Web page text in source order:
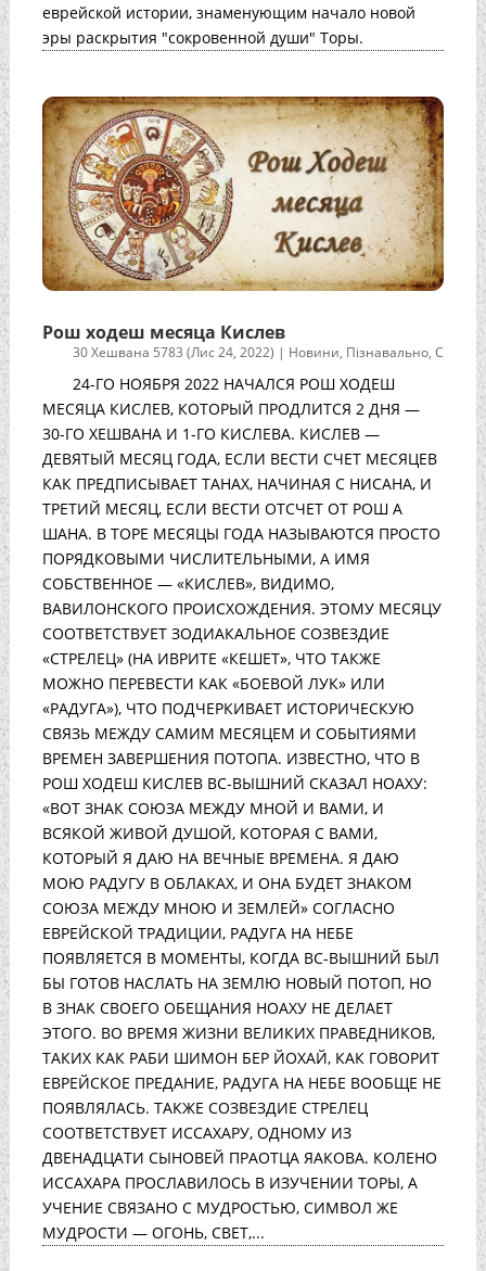
еврейской истории, знаменующим начало новой
эры раскрытия "сокровенной души" Торы.
Рош ходеш месяца Кислев
30 Хешвана 5783 (Лис 24, 2022) | Новини, Пізнавально,С
24-ГО НОЯБРЯ 2022 НАЧАЛСЯ РОШ ХОДЕШ
МЕСЯЦА КИСЛЕВ, КОТОРЫЙ ПРОДЛИТСЯ 2 ДНЯ —
30-ГО ХЕШВАНА И 1-ГО КИСЛЕВА. КИСЛЕВ —
ДЕВЯТЫЙ МЕСЯЦ ГОДА, ЕСЛИ ВЕСТИ СЧЕТ МЕСЯЦЕВ
КАК ПРЕДПИСЫВАЕТ ТАНАХ, НАЧИНАЯ С НИСАНА, И
ТРЕТИЙ МЕСЯЦ, ЕСЛИ ВЕСТИ ОТСЧЕТ ОТ РОШ А
ШАНА. В ТОРЕ МЕСЯЦЫ ГОДА НАЗЫВАЮТСЯ ПРОСТО
ПОРЯДКОВЫМИ ЧИСЛИТЕЛЬНЫМИ, А ИМЯ
СОБСТВЕННОЕ — «КИСЛЕВ», ВИДИМО,
ВАВИЛОНСКОГО ПРОИСХОЖДЕНИЯ. ЭТОМУ МЕСЯЦУ
СООТВЕТСТВУЕТ ЗОДИАКАЛЬНОЕ СОЗВЕЗДИЕ
«СТРЕЛЕЦ» (НА ИВРИТЕ «КЕШЕТ», ЧТО ТАКЖЕ
МОЖНО ПЕРЕВЕСТИ КАК «БОЕВОЙ ЛУК» ИЛИ
«РАДУГА»), ЧТО ПОДЧЕРКИВАЕТ ИСТОРИЧЕСКУЮ
СВЯЗЬ МЕЖДУ САМИМ МЕСЯЦЕМ И СОБЫТИЯМИ
ВРЕМЕН ЗАВЕРШЕНИЯ ПОТОПА. ИЗВЕСТНО, ЧТО В
РОШ ХОДЕШ КИСЛЕВ ВС-ВЫШНИЙ СКАЗАЛ НОАХУ:
«ВОТ ЗНАК СОЮЗА МЕЖДУ МНОЙ И ВАМИ, И
ВСЯКОЙ ЖИВОЙ ДУШОЙ, КОТОРАЯ С ВАМИ,
КОТОРЫЙ Я ДАЮ НА ВЕЧНЫЕ ВРЕМЕНА. Я ДАЮ
МОЮ РАДУГУ В ОБЛАКАХ, И ОНА БУДЕТ ЗНАКОМ
СОЮЗА МЕЖДУ МНОЮ И ЗЕМЛЕЙ» СОГЛАСНО
ЕВРЕЙСКОЙ ТРАДИЦИИ, РАДУГА НА НЕБЕ
ПОЯВЛЯЕТСЯ В МОМЕНТЫ, КОГДА ВС-ВЫШНИЙ БЫЛ
БЫ ГОТОВ НАСЛАТЬ НА ЗЕМЛЮ НОВЫЙ ПОТОП, НО
В ЗНАК СВОЕГО ОБЕЩАНИЯ НОАХУ НЕ ДЕЛАЕТ
ЭТОГО. ВО ВРЕМЯ ЖИЗНИ ВЕЛИКИХ ПРАВЕДНИКОВ,
ТАКИХ КАК РАБИ ШИМОН БЕР ЙОХАЙ, КАК ГОВОРИТ
ЕВРЕЙСКОЕ ПРЕДАНИЕ, РАДУГА НА НЕБЕ ВООБЩЕ НЕ
ПОЯВЛЯЛАСЬ. ТАКЖЕ СОЗВЕЗДИЕ СТРЕЛЕЦ
СООТВЕТСТВУЕТ ИССАХАРУ, ОДНОМУ ИЗ
ДВЕНАДЦАТИ СЫНОВЕЙ ПРАОТЦА ЯАКОВА. КОЛЕНО
ИССАХАРА ПРОСЛАВИЛОСЬ В ИЗУЧЕНИИ ТОРЫ, А
УЧЕНИЕ СВЯЗАНО С МУДРОСТЬЮ, СИМВОЛ ЖЕ
МУДРОСТИ — ОГОНЬ, СВЕТ,...